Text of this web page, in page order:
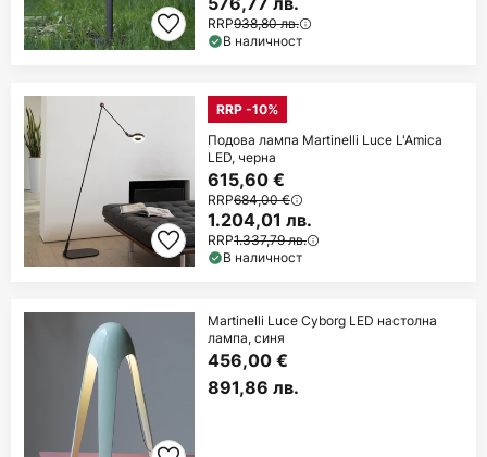
RRP938,80 лв.
В наличност
RRP -10%
Подова лампа Martinelli Luce L'Amica
LED, черна
615,60 €
RRP684,00 €
1.204,01 лв.
RRP1.337,79 лв.
В наличност
Martinelli Luce Cyborg LED настолна
лампа, синя
456,00 €
891,86 лв.